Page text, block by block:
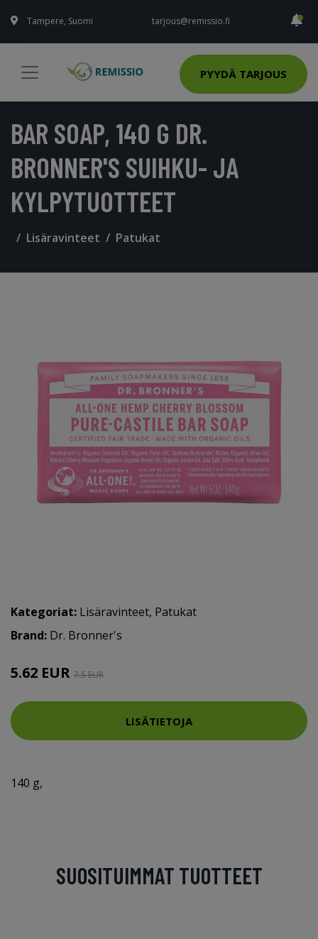
Tampere, Suomi tarjous@remissio.fi
PYYDÄ TARJOUS
BAR SOAP, 140 G DR.
BRONNER'S SUIHKU- JA
KYLPYTUOTTEET
Lisäravinteet Patukat
Kategoriat: Lisäravinteet, Patukat
Brand: Dr. Bronner's
5.62 EUR 7.5 EUR
LISÄTIETOJA
140 g,
SUOSITUIMMAT TUOTTEET